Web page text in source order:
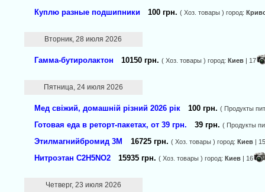
Куплю разные подшипники 100 грн. ( Хоз. товары ) город:
Вторник, 28 июля 2026
Гамма-бутиролактон 10150 грн. ( Хоз. товары ) город: Киев| 17
Пятница, 24 июля 2026
Мед свіжий, домашній різний 2026 рік 100 грн. ( Продукты
Готовая еда в реторт-пакетах, от 39 грн. 39 грн. ( Продукты
Этилмагнийбромид 3М 16725 грн. ( Хоз. товары ) город: Киев| 15
Нитроэтан C2H5NO2 15935 грн. ( Хоз. товары ) город: Киев| 16
Четверг, 23 июля 2026